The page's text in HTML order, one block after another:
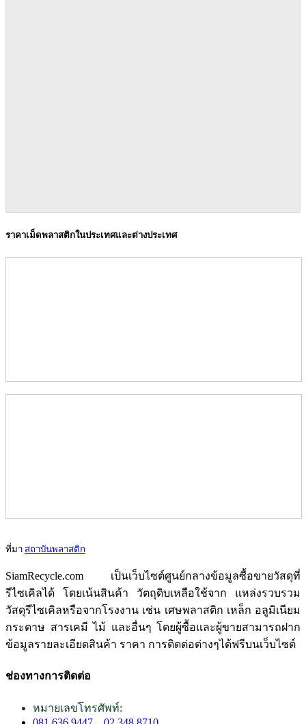
ราคาเม็ดพลาสติกในประเทศและต่างประเทศ
ที่มา สถาบันพลาสติก
SiamRecycle.com เป็นเว็บไซต์ศูนย์กลางข้อมูลซื้อขายวัสดุที่
รีไซเคิลได้ โดยเน้นสินค้า วัตถุดิบเหลือใช้จาก แหล่งรวบรวม
วัสดุรีไซเคิลหรือจากโรงงาน เช่น เศษพลาสติก เหล็ก อลูมิเนียม
กระดาษ สารเคมี ไม้ และอื่นๆ โดยผู้ซื้อและผู้ขายสามารถฝาก
ข้อมูลรายละเอียดสินค้า ราคา การติดต่อต่างๆได้ฟรีบนเว็บไซต์
ช่องทางการติดต่อ
หมายเลขโทรศัพท์: